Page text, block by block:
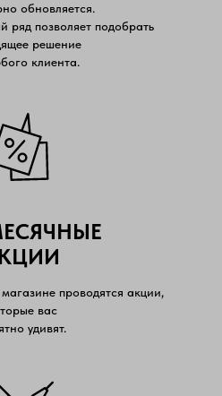
обновляется.
ряд позволяет подобрать
решение
клиента.
проводятся акции,
вас
удивят.